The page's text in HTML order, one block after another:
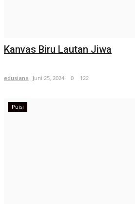
Kanvas Biru Lautan Jiwa
edusiana Juni 25, 2024 0 122
Puisi